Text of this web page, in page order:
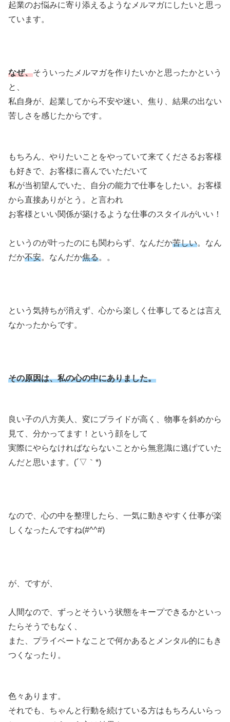
起業のお悩みに寄り添えるようなメルマガにしたいと思っ
ています。
なぜ、そういったメルマガを作りたいかと思ったかという
と、
私自身が、起業してから不安や迷い、焦り、結果の出ない
苦しさを感じたからです。
もちろん、やりたいことをやっていて来てくださるお客様
も好きで、お客様に喜んでいただいて
私が当初望んでいた、自分の能力で仕事をしたい。お客様
から直接ありがとう。と言われ
お客様といい関係が築けるような仕事のスタイルがいい！
というのが叶ったのにも関わらず、なんだか苦しい。なん
だか不安。なんだか焦る。。
という気持ちが消えず、心から楽しく仕事してるとは言え
なかったからです。
その原因は、私の心の中にありました。
良い子の八方美人、変にプライドが高く、物事を斜めから
見て、分かってます！という顔をして
実際にやらなければならないことから無意識に逃げていた
んだと思います。(´▽｀*)
なので、心の中を整理したら、一気に動きやすく仕事が楽
しくなったんですね(#^^#)
が、ですが、
人間なので、ずっとそういう状態をキープできるかといっ
たらそうでもなく、
また、プライベートなことで何かあるとメンタル的にもき
つくなったり。
色々あります。
それでも、ちゃんと行動を続けている方はもちろんいらっ